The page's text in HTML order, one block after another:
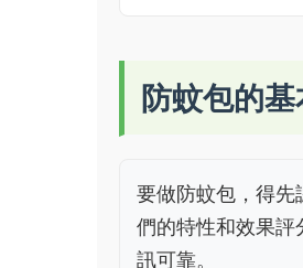
防蚊包的
要做防蚊包，得先
們的特性和效果
訊可靠。